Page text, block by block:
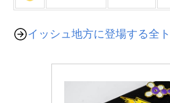
イッシュ地方に登場する全